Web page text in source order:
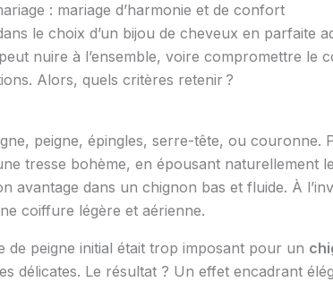
: mariage d’harmonie et de confort
le choix d’un bijou de cheveux en parfaite
nuire à l’ensemble, voire compromettre le
Alors, quels critères retenir ?
peigne, épingles, serre-tête, ou couronne.
tresse bohème, en épousant naturellement
avantage dans un chignon bas et fluide. À
coiffure légère et aérienne.
de peigne initial était trop imposant pour un
délicates. Le résultat ? Un effet encadrant